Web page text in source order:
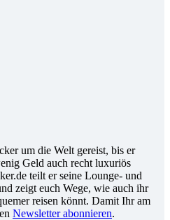
um die Welt gereist, bis er
Geld auch recht luxuriös
teilt er seine Lounge- und
zeigt euch Wege, wie auch ihr
reisen könnt. Damit Ihr am
Newsletter abonnieren.